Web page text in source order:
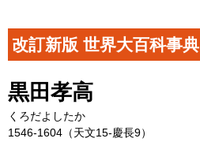
改訂新版 世界大百科事典
黒田孝高
くろだよしたか
1546-1604（天文15-慶長9）